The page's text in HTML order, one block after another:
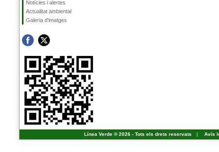
Notícies i alertes
Actualitat ambiental
Galeria d'imatges
Línea Verde ® 2026 - Tots els drets reservats | Avís